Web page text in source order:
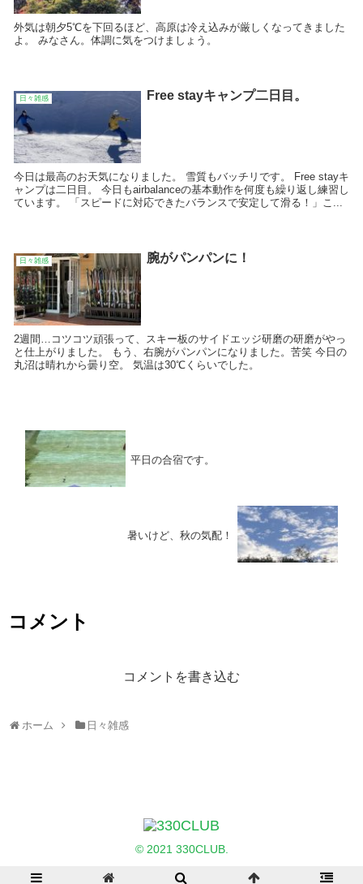
外気は朝夕5℃を下回るほど、高原は冷え込みが厳しくなってきました
よ。 みなさん。体調に気をつけましょう。
日々雑感 Free stayキャンプ二日目。
今日は最高のお天気になりました。 雪質もバッチリです。 Free stayキ
ャンプは二日目。 今日もairbalanceの基本動作を何度も繰り返し練習し
ています。 「スピードに対応できたバランスで安定して滑る！」こ...
日々雑感 腕がパンパンに！
2週間…コツコツ頑張って、スキー板のサイドエッジ研磨の研磨がやっ
と仕上がりました。 もう、右腕がパンパンになりました。苦笑 今日の
丸沼は晴れから曇り空。 気温は30℃くらいでした。
平日の合宿です。
暑いけど、秋の気配！
コメント
コメントを書き込む
ホーム 日々雑感
© 2021 330CLUB.